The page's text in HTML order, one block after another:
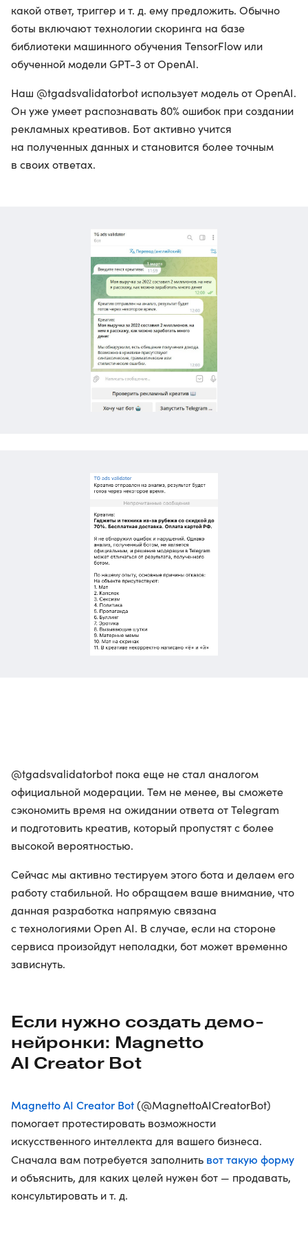
какой ответ, триггер и т. д. ему предложить. Обычно
боты включают технологии скоринга на базе
библиотеки машинного обучения TensorFlow или
обученной модели GPT-3 от OpenAI.
Наш @tgadsvalidatorbot использует модель от OpenAI.
Он уже умеет распознавать 80% ошибок при создании
рекламных креативов. Бот активно учится
на полученных данных и становится более точным
в своих ответах.
@tgadsvalidatorbot пока еще не стал аналогом
официальной модерации. Тем не менее, вы сможете
сэкономить время на ожидании ответа от Telegram
и подготовить креатив, который пропустят с более
высокой вероятностью.
Сейчас мы активно тестируем этого бота и делаем его
работу стабильной. Но обращаем ваше внимание, что
данная разработка напрямую связана
с технологиями Open AI. В случае, если на стороне
сервиса произойдут неполадки, бот может временно
зависнуть.
Если нужно создать демо-
нейронки: Magnetto
AI Creator Bot
Magnetto AI Creator Bot(@MagnettoAICreatorBot)
помогает протестировать возможности
искусственного интеллекта для вашего бизнеса.
Сначала вам потребуется заполнить вот такую форму
и объяснить, для каких целей нужен бот — продавать,
консультировать и т. д.